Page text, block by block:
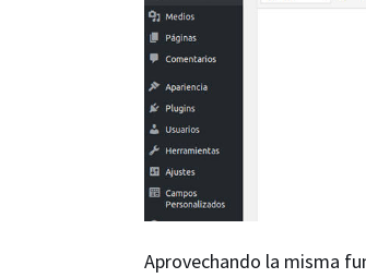
Aprovechando la misma